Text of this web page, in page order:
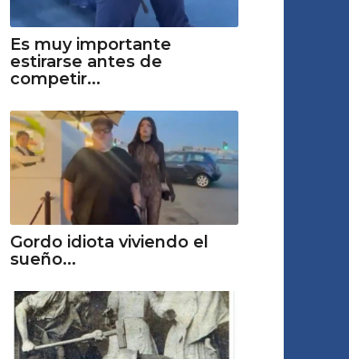
Es muy importante
estirarse antes de
competir...
Gordo idiota viviendo el
sueño...